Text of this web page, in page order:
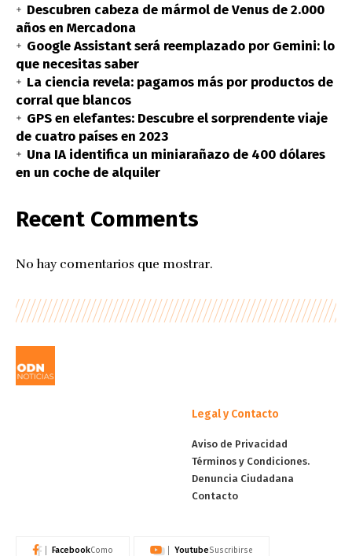
Descubren cabeza de mármol de Venus de 2.000
años en Mercadona
Google Assistant será reemplazado por Gemini: lo
que necesitas saber
La ciencia revela: pagamos más por productos de
corral que blancos
GPS en elefantes: Descubre el sorprendente viaje
de cuatro países en 2023
Una IA identifica un miniarañazo de 400 dólares
en un coche de alquiler
Recent Comments
No hay comentarios que mostrar.
Legal y Contacto
Aviso de Privacidad
Términos y Condiciones.
Denuncia Ciudadana
Contacto
FacebookComo YoutubeSuscribirse